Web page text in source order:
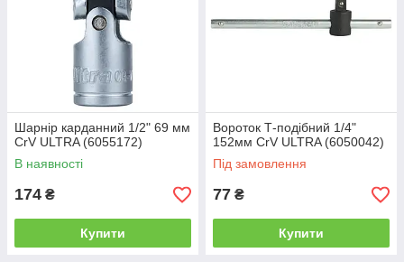
Шарнір карданний 1/2" 69 мм
CrV ULTRA (6055172)
В наявності
174 ₴
Купити
Вороток Т-подібний 1/4"
152мм CrV ULTRA (6050042)
Під замовлення
77 ₴
Купити